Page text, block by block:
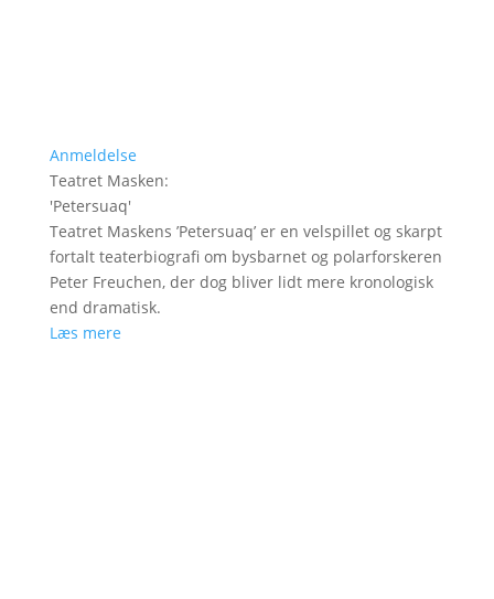
Anmeldelse
Teatret Masken:
'Petersuaq'
Teatret Maskens ’Petersuaq’ er en velspillet og skarpt
fortalt teaterbiografi om bysbarnet og polarforskeren
Peter Freuchen, der dog bliver lidt mere kronologisk
end dramatisk.
Læs mere